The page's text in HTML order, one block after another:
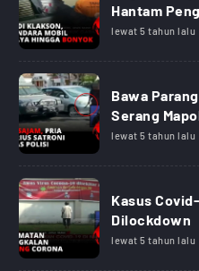
Hantam
lewat 5 tahun lalu
Bawa
Serang
lewat 5 tahun lalu
Kasus
Dilockdown
lewat 5 tahun lalu